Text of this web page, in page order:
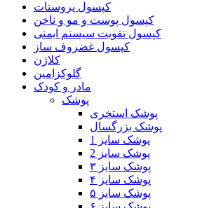
کپسول پروستات
کپسول پوست و مو و ناخن
کپسول تقویت سیستم ایمنی
کپسول غضروف ساز
کلاژن
گلوکزامین
مادر و کودک
پوشک
پوشک استخری
پوشک بزرگسال
پوشک سایز 1
پوشک سایز 2
پوشک سایز ۳
پوشک سایز ۴
پوشک سایز ۵